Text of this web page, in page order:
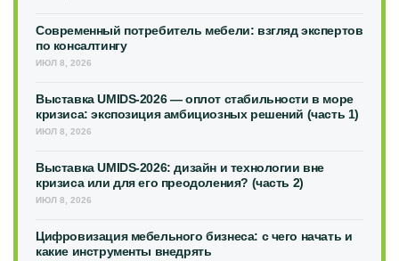
Современный потребитель мебели: взгляд экспертов
по консалтингу
ИЮЛ 8, 2026
Выставка UMIDS-2026 — оплот стабильности в море
кризиса: экспозиция амбициозных решений (часть 1)
ИЮЛ 8, 2026
Выставка UMIDS-2026: дизайн и технологии вне
кризиса или для его преодоления? (часть 2)
ИЮЛ 8, 2026
Цифровизация мебельного бизнеса: с чего начать и
какие инструменты внедрять